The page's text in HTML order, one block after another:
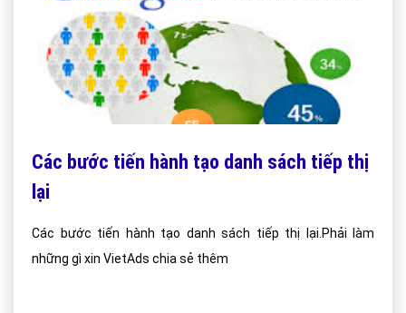
Các bước tiến hành tạo danh sách tiếp thị
lại
Các bước tiến hành tạo danh sách tiếp thị lại.Phải làm
những gì xin VietAds chia sẻ thêm